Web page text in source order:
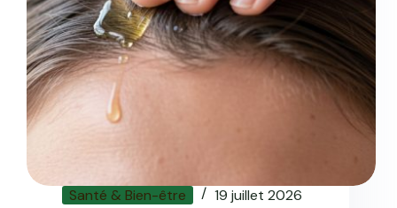
Santé & Bien-être 19 juillet 2026